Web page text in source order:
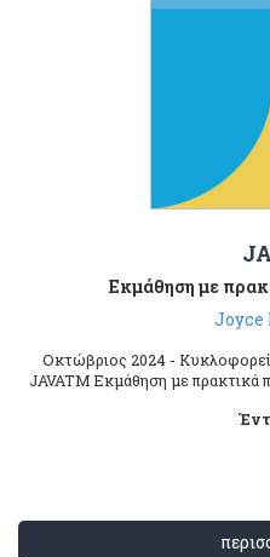
Εκμάθηση με
Joyce
Οκτώβριος 2024 -
JAVATM Εκμάθηση με πρακτικά